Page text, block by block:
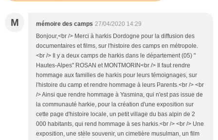
M mémoire des camps 27/04/2020 14:29
Bonjour,<br /> Merci à harkis Dordogne pour la diffusion des
documentaires et films, sur l'histoire des camps en métropole.
<br /> Il y a deux camps de harkis dans le département (05) "
Hautes-Alpes" ROSAN et MONTMORIN<br /> Il faut rendre
hommage aux familles de harkis pour leurs témoignages, sur
l'histoire du camp et rendre hommage à leurs Parents.<br /> <br
/> Ainsi que rendre hommage à Yasmina, qui n'est pas issue de
la communauté harkie, pour la création d'une exposition sur
cette page d'histoire locale, un petit village du bas alpin de 2
000 habitants, qui rend hommage à ses harkis.<br /> <br /> Une
exposition, une stèle souvenir, un cimetière musulman, un film